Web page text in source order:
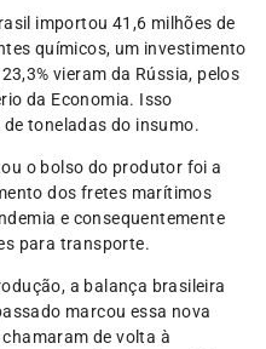
importou 41,6 milhões de
químicos, um investimento
vieram da Rússia, pelos
da Economia. Isso
toneladas do insumo.
o bolso do produtor foi a
dos fretes marítimos
e consequentemente
para transporte.
a balança brasileira
marcou essa nova
de volta à